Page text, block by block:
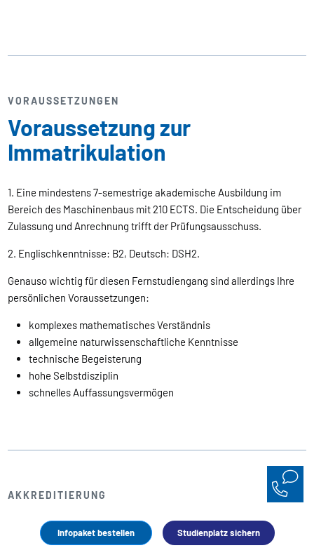
Infopaket bestellen Studienplatz sichern
VORAUSSETZUNGEN
Voraussetzung zur
Immatrikulation
1. Eine mindestens 7-semestrige akademische Ausbildung im
Bereich des Maschinenbaus mit 210 ECTS. Die Entscheidung über
Zulassung und Anrechnung trifft der Prüfungsausschuss.
2. Englischkenntnisse: B2, Deutsch: DSH2.
Genauso wichtig für diesen Fernstudiengang sind allerdings Ihre
persönlichen Voraussetzungen:
komplexes mathematisches Verständnis
allgemeine naturwissenschaftliche Kenntnisse
technische Begeisterung
hohe Selbstdisziplin
schnelles Auffassungsvermögen
AKKREDITIERUNG
Unsere Akkreditierung und
Begutachtung